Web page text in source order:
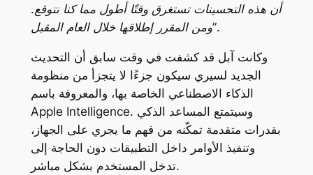
أن هذه التحسينات تستغرق وقتًا أطول مما كنا نتوقع.
ومن المقرر إطلاقها خلال العام المقبل”.
وكانت آبل قد كشفت في وقت سابق أن التحديث
الجديد لسيري سيكون جزءًا لا يتجزأ من منظومة
الذكاء الاصطناعي الخاصة بها، والمعروفة باسم
Apple Intelligence. وسيتمتع المساعد الذكي
بقدرات متقدمة تمكّنه من فهم ما يجري على الجهاز،
وتنفيذ الأوامر داخل التطبيقات دون الحاجة إلى
تدخل المستخدم بشكل مباشر.